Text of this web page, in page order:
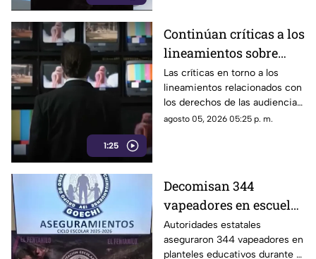
1:25
Continúan críticas a los
lineamientos sobre
audiencias; opositores
los califican como un
mecanismo de censura
Las críticas en torno a los
lineamientos relacionados con
los derechos de las audiencias
continúan.
agosto 05, 2026 05:25 p. m.
Decomisan 344
vapeadores en escuelas
de Chihuahua el
pasado ciclo escolar |
Autoridades estatales
aseguraron 344 vapeadores en
planteles educativos durante el